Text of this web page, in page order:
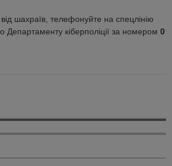
шахраїв, телефонуйте на спецлінію
Департаменту кіберполіції за номером 0